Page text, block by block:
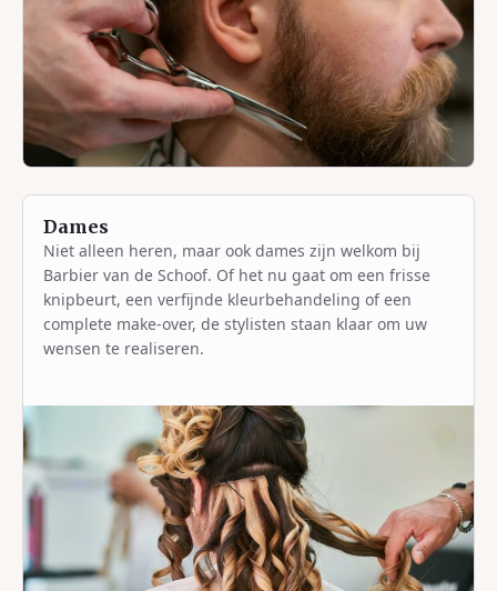
Dames
Niet alleen heren, maar ook dames zijn welkom bij
Barbier van de Schoof. Of het nu gaat om een frisse
knipbeurt, een verfijnde kleurbehandeling of een
complete make-over, de stylisten staan klaar om uw
wensen te realiseren.